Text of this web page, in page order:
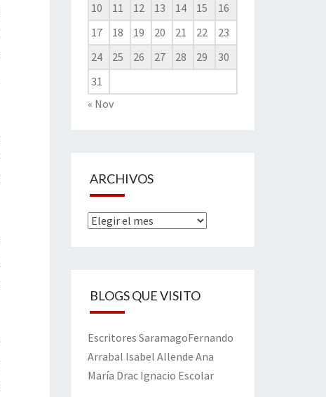
10
11 12 13 14 15
16
17
18 19 20 21 22
23
24
25 26 27 28 29
30
31
« Nov
ARCHIVOS
Archivos
BLOGS QUE VISITO
Escritores SaramagoFernando
Arrabal Isabel Allende Ana
María Drac Ignacio Escolar